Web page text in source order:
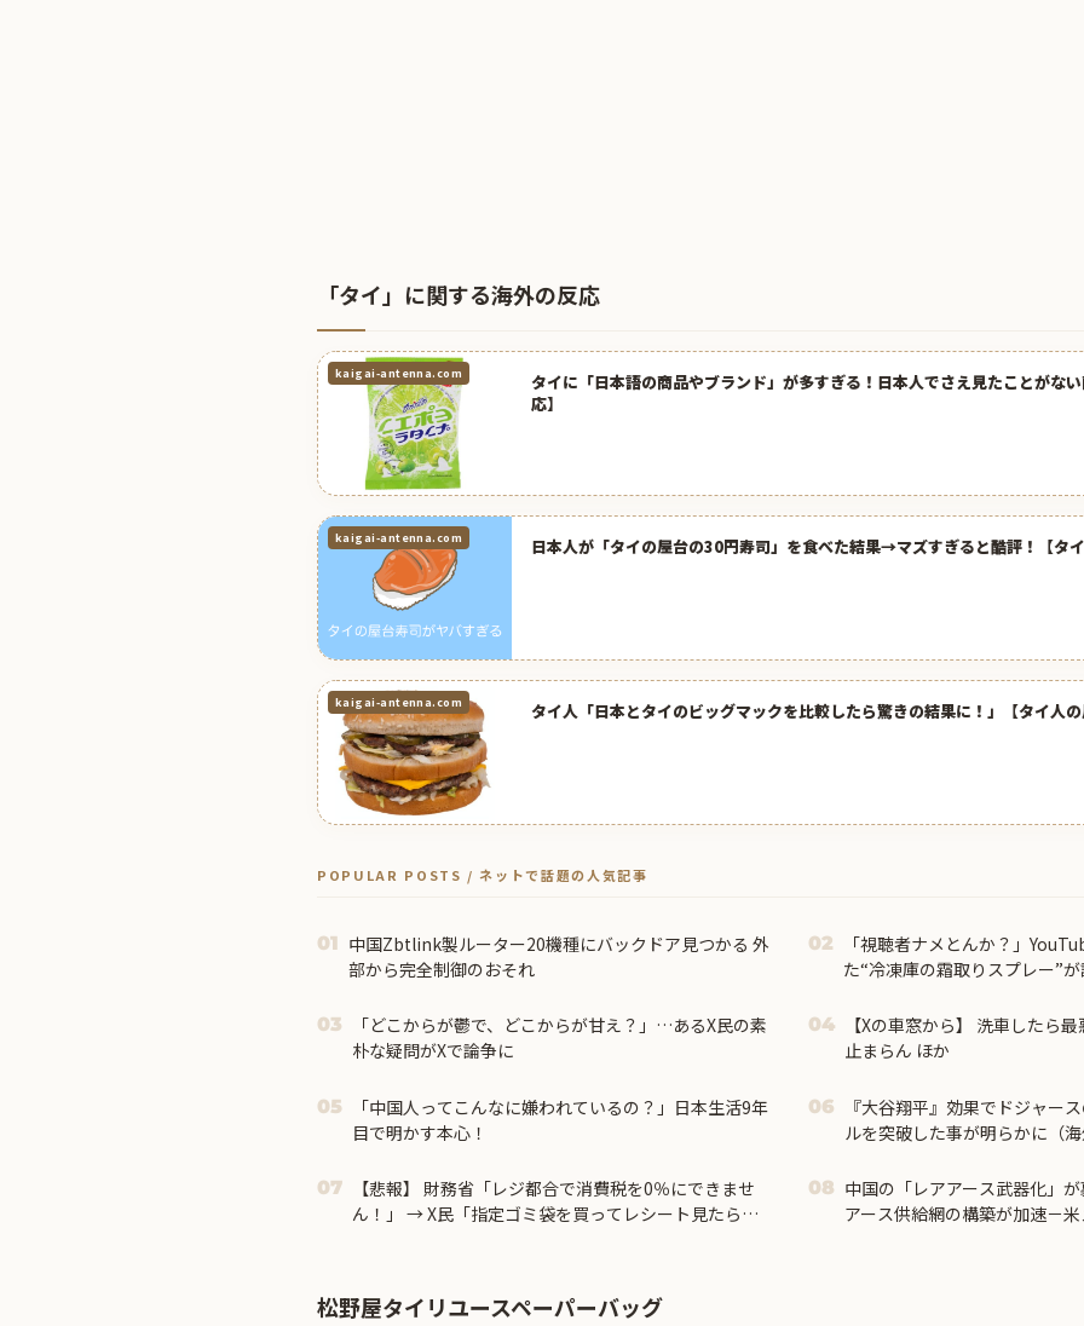
「タイ」に関する海外の反応
kaigai-antenna.com
タイに「日本語の商品やブランド」が多すぎる！日本人でさえ見たことがな
応】
kaigai-antenna.com 日本人が「タイの屋台の30円寿司」を食べた結果→マズすぎると酷評！【タイ
kaigai-antenna.com タイ人「日本とタイのビッグマックを比較したら驚きの結果に！」【タイ人の
POPULAR POSTS / ネットで話題の人気記事
01 中国Zbtlink製ルーター20機種にバックドア見つかる 外
部から完全制御のおそれ
02
「視聴者ナメとんか？」
た“冷凍庫の霜取りスプレー”
03
「どこからが鬱で、どこからが甘え？」…あるX民の素
朴な疑問がXで論争に
04
【Xの車窓から】 洗車したら
止まらん ほか
05
「中国人ってこんなに嫌われているの？」日本生活9年
目で明かす本心！
06
『大谷翔平』効果でドジャー
ルを突破した事が明らかに（海
07
【悲報】 財務省「レジ都合で消費税を0％にできませ
ん！」 → X民「指定ゴミ袋を買ってレシート見たら消
08 中国の「レアアース武器化」
アース供給網の構築が加速－
松野屋タイリユースペーパーバッグ